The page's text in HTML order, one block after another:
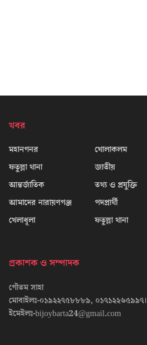
খবর
মহানগনর
ফতুল্লা থানা
আন্তর্জাতিক
আমাদের নারায়ণগঞ্জ
খেলাধূলা
খোলাকলম
জাতীয়
তথ্য ও প্রযুক্তি
পদপ্রার্থী
ফতুল্লা থানা
প্রকাশক ও সম্পাদক
গৌতম সাহা
মোবাইলঃ-০১৯২২৭৫৮৮৮৯, ০১৭১২২৬৫৯৯৭।
ইমেইলঃ-bijoybarta24@gmail.com